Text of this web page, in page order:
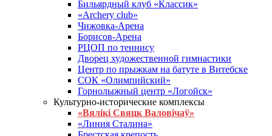
Бильярдный клуб «Классик»
«Archery club»
Чижовка-Арена
Борисов-Арена
РЦОП по теннису
Дворец художественной гимнастики
Центр по прыжкам на батуте в Витебске
СОК «Олимпийский»
Горнолыжный центр «Логойск»
Культурно-исторические комплексы
«Вялікі Свяцк Валовічаў»
«Линия Сталина»